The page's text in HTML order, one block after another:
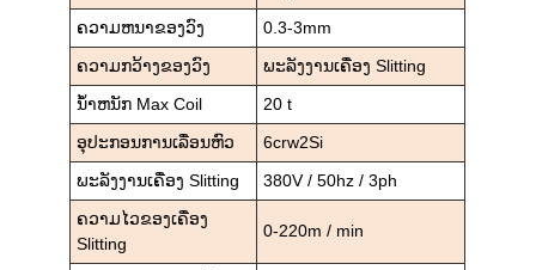
ຄວາມຫນາຂອງວົງ
0.3-3mm
ຄວາມກວ້າງຂອງວົງ
ພະລັງງານເຄື່ອງ Slitting
ນ້ໍາຫນັກ Max Coil
20 t
ອຸປະກອນການເລື່ອນຫົວ
6crw2Si
ພະລັງງານເຄື່ອງ Slitting
380V / 50hz / 3ph
ຄວາມໄວຂອງເຄື່ອງ
Slitting
0-220m / min